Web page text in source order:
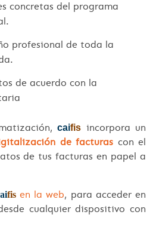
concretas del programa
profesional de toda la
de acuerdo con la
caifis incorpora un
de facturas con el
de tus facturas en papel a
fis en la web, para acceder en
cualquier dispositivo con